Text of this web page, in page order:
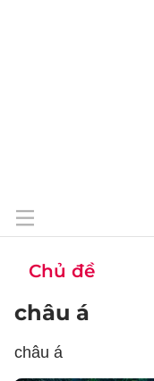
Chủ đề
châu á
châu á